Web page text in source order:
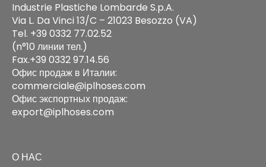
Industrie Plastiche Lombarde S.p.A.
Via L. Da Vinci 13/C – 21023 Besozzo (VA)
Tel. +39 0332 77.02.52
(n°10 линии тел.)
Fax.+39 0332 97.14.56
Офис продаж в Италии:
commerciale@iplhoses.com
Офис экспортных продаж:
export@iplhoses.com
О НАС